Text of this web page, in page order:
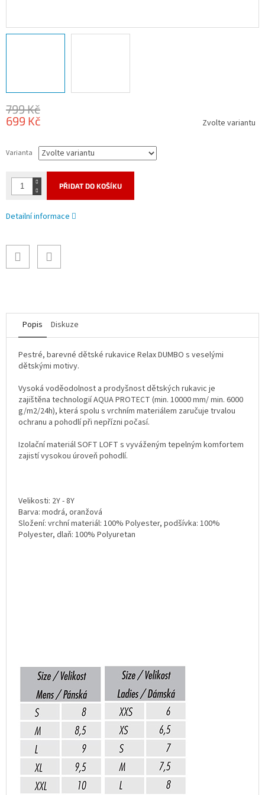
799 Kč
699 Kč
cena:
Zvolte variantu
Varianta
PŘIDAT DO KOŠÍKU
Detailní informace
Popis Diskuze
Pestré, barevné dětské rukavice Relax DUMBO s veselými
dětskými motivy.
Vysoká voděodolnost a prodyšnost dětských rukavic je
zajištěna technologií AQUA PROTECT (min. 10000 mm/ min. 6000
g/m2/24h), která spolu s vrchním materiálem zaručuje trvalou
ochranu a pohodlí při nepřízni počasí.
Izolační materiál SOFT LOFT s vyváženým tepelným komfortem
zajistí vysokou úroveň pohodlí.
Velikosti: 2Y - 8Y
Barva: modrá, oranžová
Složení: vrchní materiál: 100% Polyester, podšívka: 100%
Polyester, dlaň: 100% Polyuretan